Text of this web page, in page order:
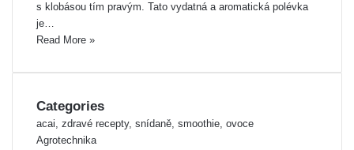
s klobásou tím pravým. Tato vydatná a aromatická polévka
je…
Read More »
Categories
acai, zdravé recepty, snídaně, smoothie, ovoce
Agrotechnika